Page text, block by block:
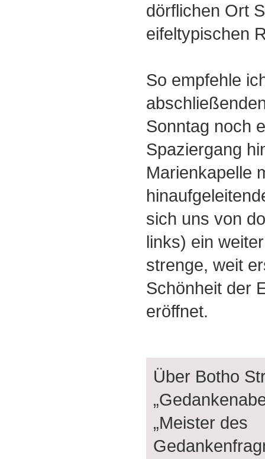
dörflichen Ort
eifeltypischen
So empfehle
Sonntag noch
Spaziergang
Marienkapelle
sich uns von
links) ein
strenge, weit
Schönheit der
eröffnet.
Über Botho
„Meister des